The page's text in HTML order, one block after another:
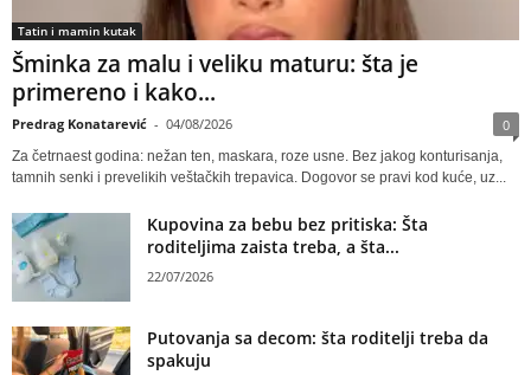
Tatin i mamin kutak
Šminka za malu i veliku maturu: šta je
primereno i kako...
Predrag Konatarević - 04/08/2026 0
Za četrnaest godina: nežan ten, maskara, roze usne. Bez jakog konturisanja,
tamnih senki i prevelikih veštačkih trepavica. Dogovor se pravi kod kuće, uz...
Kupovina za bebu bez pritiska: Šta
roditeljima zaista treba, a šta...
22/07/2026
Putovanja sa decom: šta roditelji treba da
spakuju